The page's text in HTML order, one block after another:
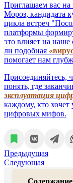
Приглашаем вас
Мороз, кандидата
цикла встреч
платформы
это влияет на
ли подобная
помогает нам
Присоединяйтесь,
понять, где
эксплуатация
каждому, кто хочет
цифровых мифов.
Предыдущая
Следующая
Содержание